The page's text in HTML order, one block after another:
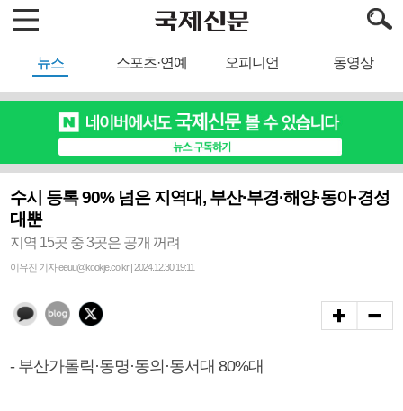
뉴스 스포츠·연예 오피니언 동영상
수시 등록 90% 넘은 지역대, 부산·부경·해양·동아·경성
대뿐
지역 15곳 중 3곳은 공개 꺼려
이유진 기자 eeuu@kookje.co.kr | 2024.12.30 19:11
- 부산가톨릭·동명·동의·동서대 80%대